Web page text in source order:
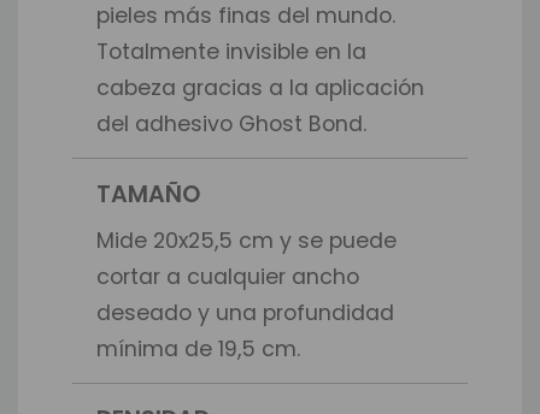
pieles más finas del mundo.
Totalmente invisible en la
cabeza gracias a la aplicación
del adhesivo Ghost Bond.
TAMAÑO
Mide 20x25,5 cm y se puede
cortar a cualquier ancho
deseado y una profundidad
mínima de 19,5 cm.